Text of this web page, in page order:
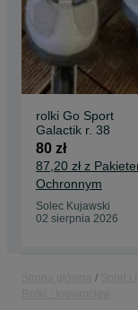
rolki Go Sport
Galactik r. 38
80 zł
87,20 zł z
Ochronnym
Solec Kujawski
02 sierpnia 2026